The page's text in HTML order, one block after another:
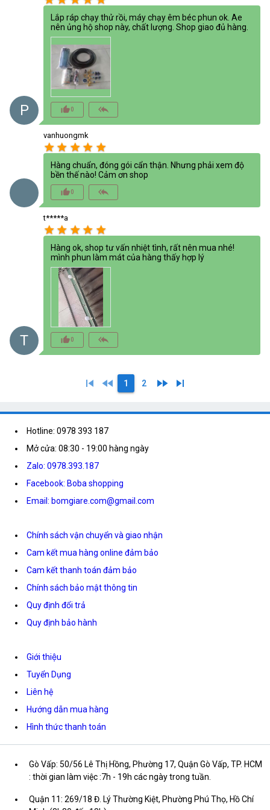
P
Lắp ráp chạy thử rồi, máy chạy êm béc phun ok. Ae
nên ủng hộ shop này, chất lượng. Shop giao đủ hàng.
thumb_up_alt0 reply_all
vanhuongmk
star star star star star
Hàng chuẩn, đóng gói cẩn thận. Nhưng phải xem độ
bền thế nào! Cảm ơn shop
thumb_up_alt0 reply_all
T
t*****a
star star star star star
Hàng ok, shop tư vấn nhiệt tình, rất nên mua nhé!
mình phun làm mát của hàng thấy hợp lý
thumb_up_alt0 reply_all
skip_previous fast_rewind 1 2 fast_forward skip_next
Hotline: 0978 393 187
Mở cửa: 08:30 - 19:00 hàng ngày
Zalo: 0978.393.187
Facebook: Boba shopping
Email: bomgiare.com@gmail.com
Chính sách vận chuyển và giao nhận
Cam kết mua hàng online đảm bảo
Cam kết thanh toán đảm bảo
Chính sách bảo mật thông tin
Quy định đổi trả
Quy định bảo hành
Giới thiệu
Tuyển Dụng
Liên hệ
Hướng dẫn mua hàng
Hình thức thanh toán
Gò Vấp: 50/56 Lê Thị Hồng, Phường 17, Quận Gò Vấp, TP. HCM
: thời gian làm việc :7h - 19h các ngày trong tuần.
Quận 11: 269/18 Đ. Lý Thường Kiệt, Phường Phú Thọ, Hồ Chí